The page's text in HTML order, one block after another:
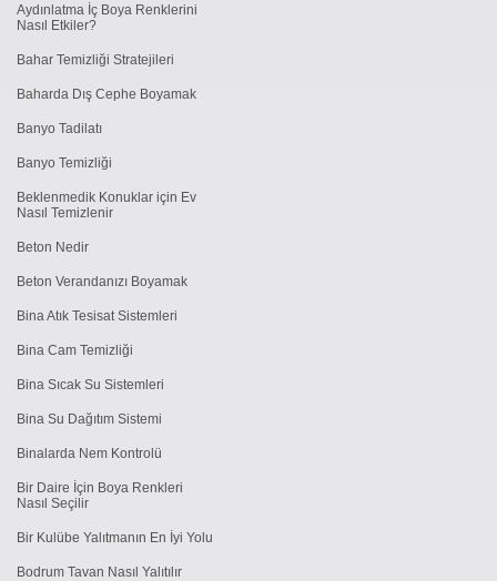
Aydınlatma İç Boya Renklerini
Nasıl Etkiler?
Bahar Temizliği Stratejileri
Baharda Dış Cephe Boyamak
Banyo Tadilatı
Banyo Temizliği
Beklenmedik Konuklar için Ev
Nasıl Temizlenir
Beton Nedir
Beton Verandanızı Boyamak
Bina Atık Tesisat Sistemleri
Bina Cam Temizliği
Bina Sıcak Su Sistemleri
Bina Su Dağıtım Sistemi
Binalarda Nem Kontrolü
Bir Daire İçin Boya Renkleri
Nasıl Seçilir
Bir Kulübe Yalıtmanın En İyi Yolu
Bodrum Tavan Nasıl Yalıtılır